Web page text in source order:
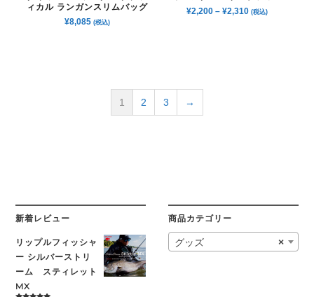
ィカル ランガンスリムバッグ
¥8,085 (税込)
¥2,200– ¥2,310 (税込)
1 2 3 →
新着レビュー
リップルフィッシャ
ー シルバーストリ
ーム スティレット
MX
商品カテゴリー
×
グッズ